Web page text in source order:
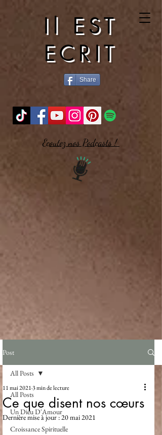
Il EST
ECRIT
Share
Ecoutez nos Podcasts !
Post
All Posts
Un Dieu D'Amour
Croissance Spirituelle
All Posts
Ce que disent nos cœurs
11 mai 20213 min de lecture
Dernière mise à jour :20 mai 2021